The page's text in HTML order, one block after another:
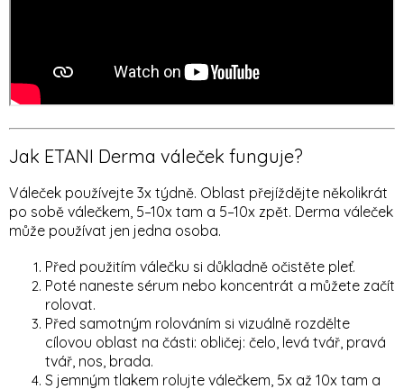
Jak ETANI Derma váleček funguje?
Váleček používejte 3x týdně. Oblast přejíždějte několikrát
po sobě válečkem, 5–10x tam a 5–10x zpět. Derma váleček
může používat jen jedna osoba.
Před použitím válečku si důkladně očistěte pleť.
Poté naneste sérum nebo koncentrát a můžete začít
rolovat.
Před samotným rolováním si vizuálně rozdělte
cílovou oblast na části: obličej: čelo, levá tvář, pravá
tvář, nos, brada.
S jemným tlakem rolujte válečkem, 5x až 10x tam a